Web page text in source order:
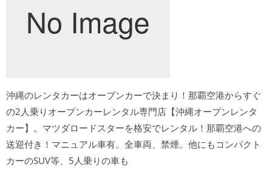
沖縄のレンタカーはオープンカーで決まり！那覇空港からすぐ
の2人乗りオープンカーレンタル専門店【沖縄オープンレンタ
カー】。マツダロードスターを格安でレンタル！那覇空港への
送迎付き！マニュアル車有。全車両、禁煙。他にもコンパクト
カーのSUV等、5人乗りの車も